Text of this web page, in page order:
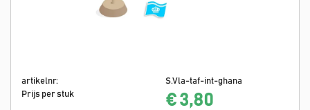
artikelnr:
S.Vla-taf-int-ghana
Prijs per stuk
€ 3,80